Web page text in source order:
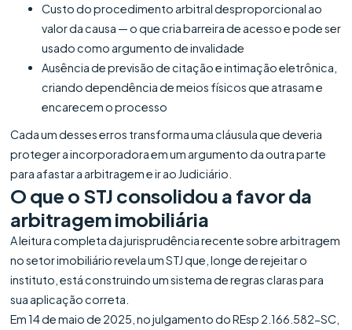
Custo do procedimento arbitral desproporcional ao
valor da causa — o que cria barreira de acesso e pode ser
usado como argumento de invalidade
Ausência de previsão de citação e intimação eletrônica,
criando dependência de meios físicos que atrasam e
encarecem o processo
Cada um desses erros transforma uma cláusula que deveria
proteger a incorporadora em um argumento da outra parte
para afastar a arbitragem e ir ao Judiciário.
O que o STJ consolidou a favor da
arbitragem imobiliária
A leitura completa da jurisprudência recente sobre arbitragem
no setor imobiliário revela um STJ que, longe de rejeitar o
instituto, está construindo um sistema de regras claras para
sua aplicação correta.
Em 14 de maio de 2025, no julgamento do REsp 2.166.582-SC,